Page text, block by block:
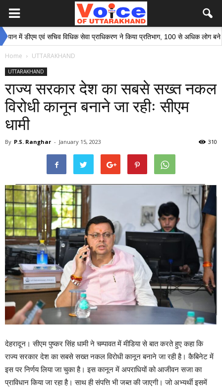
एवं सचिव विधिक सेवा प्राधिकरण ने किया प्रतिभाग, 100 से अधिक लोग बने इस
Home UTTARAKHAND
UTTARAKHAND
राज्य सरकार देश का सबसे सख्त नकल
विरोधी कानून बनाने जा रहीः सीएम
धामी
By P.S. Ranghar - January 15, 2023 310
देहरादून। सीएम पुष्कर सिंह धामी ने चम्पावत में मीडिया से बात करते हुए कहा कि
राज्य सरकार देश का सबसे सख्त नकल विरोधी कानून बनाने जा रही है। कैबिनेट में
इस पर निर्णय लिया जा चुका है। इस कानून में अपराधियों को आजीवन सजा का
प्राविधान किया जा रहा है। साथ ही संपत्ति भी जब्त की जाएगी। जो अभ्यर्थी इसमें